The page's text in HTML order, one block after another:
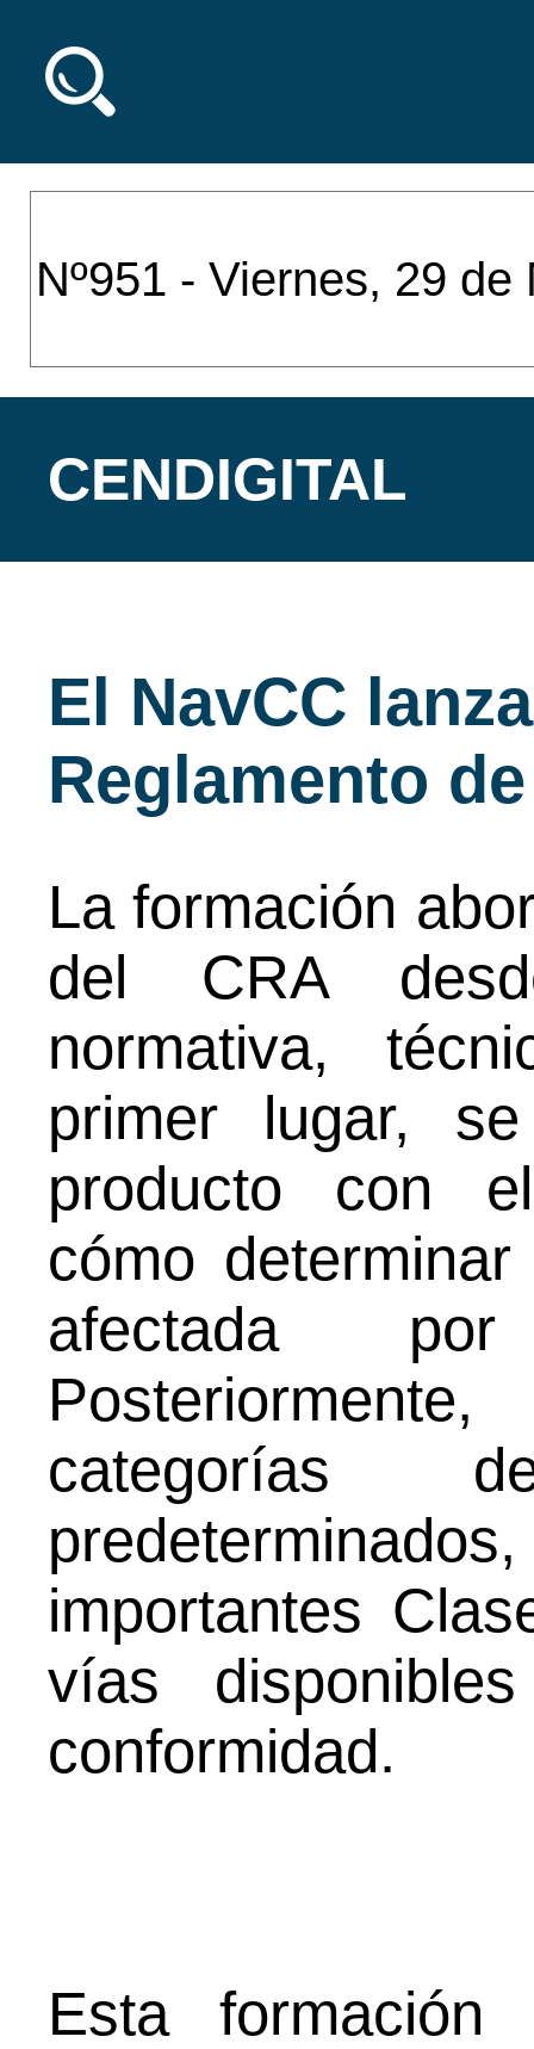
CENDIGITAL
El NavCC
Reglamento
La formación
del CRA
normativa,
primer lugar,
producto con
cómo
afectada
categorías
importantes
vías
conformidad.
Esta formación